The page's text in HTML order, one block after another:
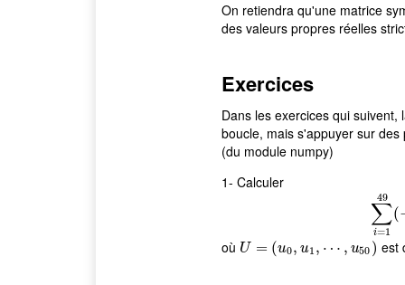
On retiendra qu'une matrice
des valeurs propres réelles
Exercices
Dans les exercices qui
boucle, mais s'appuyer sur
(du module numpy)
1- Calculer
∑
i=1
49
(
où U = (u0, u1 , ⋯ , u50 )
U= (u 0,u1,⋯,u 50 ) est